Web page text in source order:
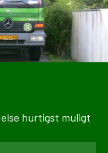
hurtigst muligt